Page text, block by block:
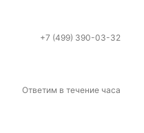
+7 (499) 390-03-32
Ответим в течение часа